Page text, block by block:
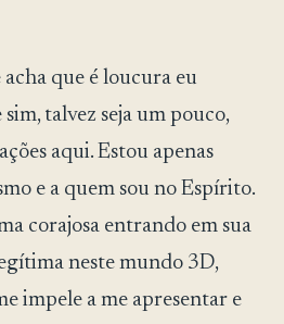
que é loucura eu
sim, talvez seja um pouco,
aqui. Estou apenas
e a quem sou no Espírito.
corajosa entrando em sua
neste mundo 3D,
impele a me apresentar e